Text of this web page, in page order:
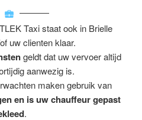
Taxi staat ook in Brielle
uw clienten klaar.
geldt dat uw vervoer altijd
aanwezig is.
maken gebruik van
en is uw chauffeur gepast
.